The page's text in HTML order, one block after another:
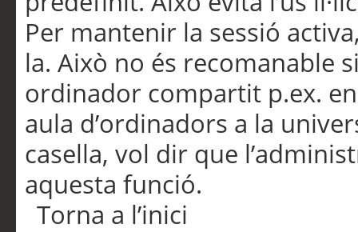
Per mantenir la sessió
la. Això no és recomanable
ordinador compartit p.ex.
aula d’ordinadors a la
casella, vol dir que
aquesta funció.
Torna a l’inici